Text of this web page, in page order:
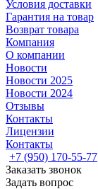
Условия доставки
Гарантия на товар
Возврат товара
Компания
О компании
Новости
Новости 2025
Новости 2024
Отзывы
Контакты
Лицензии
Контакты
+7 (950) 170-55-77
Заказать звонок
Задать вопрос